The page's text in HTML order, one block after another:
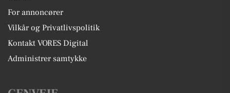
For annoncører
Vilkår og Privatlivspolitik
Kontakt VORES Digital
Administrer samtykke